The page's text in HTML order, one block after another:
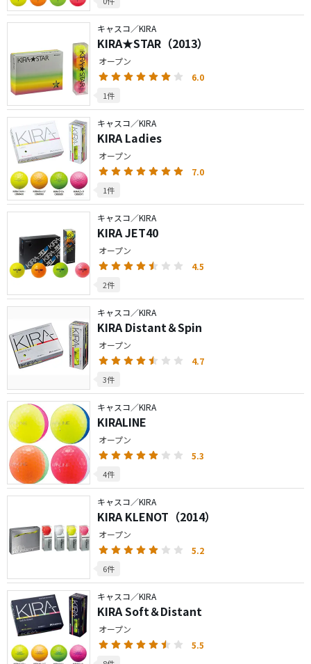
キャスコ／KIRA
KIRA★STAR（2013）
オープン
6.0
1件
キャスコ／KIRA
KIRA Ladies
オープン
7.0
1件
キャスコ／KIRA
KIRA JET40
オープン
4.5
2件
キャスコ／KIRA
KIRA Distant＆Spin
オープン
4.7
3件
キャスコ／KIRA
KIRALINE
オープン
5.3
4件
キャスコ／KIRA
KIRA KLENOT（2014）
オープン
5.2
6件
キャスコ／KIRA
KIRA Soft＆Distant
オープン
5.5